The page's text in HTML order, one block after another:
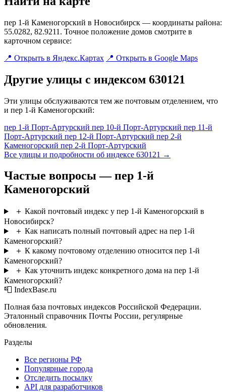
пер 1-й Каменогорский в Новосибирск — координаты района:
55.0282, 82.9211. Точное положение домов смотрите в
карточном сервисе:
📍 Открыть в Яндекс.Картах 📍 Открыть в Google Maps
Другие улицы с индексом 630121
Эти улицы обслуживаются тем же почтовым отделением, что
и пер 1-й Каменогорский:
пер 1-й Порт-Артурский пер 10-й Порт-Артурский пер 11-й
Порт-Артурский пер 12-й Порт-Артурский пер 2-й
Каменогорский пер 2-й Порт-Артурский
Все улицы и подробности об индексе 630121 →
Частые вопросы — пер 1-й
Каменогорский
＋ Какой почтовый индекс у пер 1-й Каменогорский в
Новосибирск?
＋ Как написать полный почтовый адрес на пер 1-й
Каменогорский?
＋ К какому почтовому отделению относится пер 1-й
Каменогорский?
＋ Как уточнить индекс конкретного дома на пер 1-й
Каменогорский?
📮 IndexBase.ru
Полная база почтовых индексов Российской Федерации.
Эталонный справочник Почты России, регулярные
обновления.
Разделы
Все регионы РФ
Популярные города
Отследить посылку
API для разработчиков